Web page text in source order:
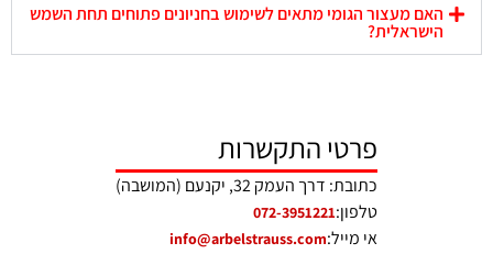
האם מעצור הגומי מתאים לשימוש בחניונים פתוחים תחת השמש
הישראלית?
פרטי התקשרות
כתובת: דרך העמק 32, יקנעם (המושבה)
טלפון:072-3951221
אי מייל:info@arbelstrauss.com